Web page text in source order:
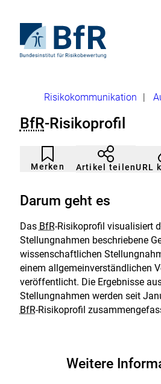
Seiteninhalt
springenStartseite
von
Brotkrumennavigation
Risikokommunikation
BfR-Risikoprofil
Merken
Artikel
nicht
gemerkt
Durch
Klicken
der
Artikel teilenURL
Darum geht es
Das BfR-Risikoprofil visualisiert
Stellungnahmen beschriebene
wissenschaftlichen
einem allgemeinverständlichen
veröffentlicht. Die Ergebnisse
Stellungnahmen werden seit
BfR-Risikoprofil
Weitere